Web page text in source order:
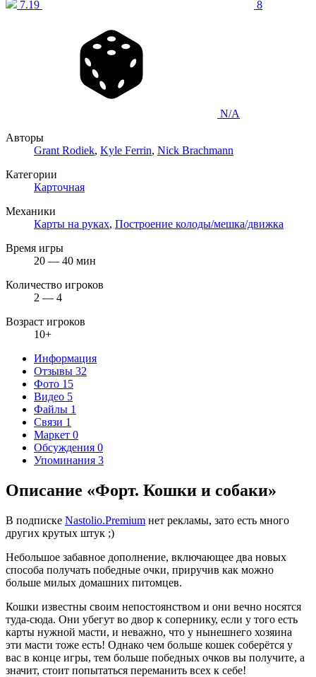
7.19 8
N/A
Авторы
Grant Rodiek, Kyle Ferrin, Nick Brachmann
Категории
Карточная
Механики
Карты на руках, Построение колоды/мешка/движка
Время игры
20 — 40 мин
Количество игроков
2 — 4
Возраст игроков
10+
Информация
Отзывы 32
Фото 15
Видео 5
Файлы 1
Связи 1
Маркет 0
Обсуждения 0
Упоминания 3
Описание «Форт. Кошки и собаки»
В подписке Nastolio.Premium нет рекламы, зато есть много
других крутых штук ;)
Небольшое забавное дополнение, включающее два новых
способа получать победные очки, приручив как можно
больше милых домашних питомцев.
Кошки известны своим непостоянством и они вечно носятся
туда-сюда. Они убегут во двор к сопернику, если у того есть
карты нужной масти, и неважно, что у нынешнего хозяина
эти масти тоже есть! Однако чем больше кошек соберётся у
вас в конце игры, тем больше победных очков вы получите, а
значит, стоит попытаться переманить всех к себе!